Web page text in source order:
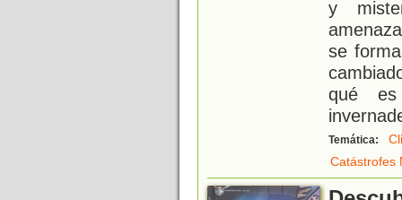
y
se
qué
Temática:
Catástrofes